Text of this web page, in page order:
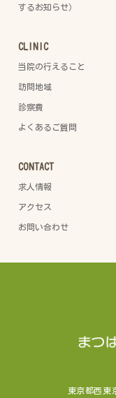
するお知らせ）
CLINIC
当院の行えること
訪問地域
診察費
よくあるご質問
CONTACT
求人情報
アクセス
お問い合わせ
東京都西東